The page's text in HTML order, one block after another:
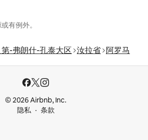
有例外。
-弗朗什-孔泰大区 汝拉省 阿罗马
© 2026 Airbnb, Inc.
隐私
条款